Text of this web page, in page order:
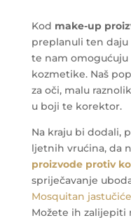
Kod make-up
preplanuli ten daju
te nam
kozmetike. Naš
za oči, malu
u boji te korektor.
Na kraju bi dodali,
ljetnih vrućina, da
proizvode protiv
spriječavanje
Mosquitan jastučiće
Možete ih zalijepiti